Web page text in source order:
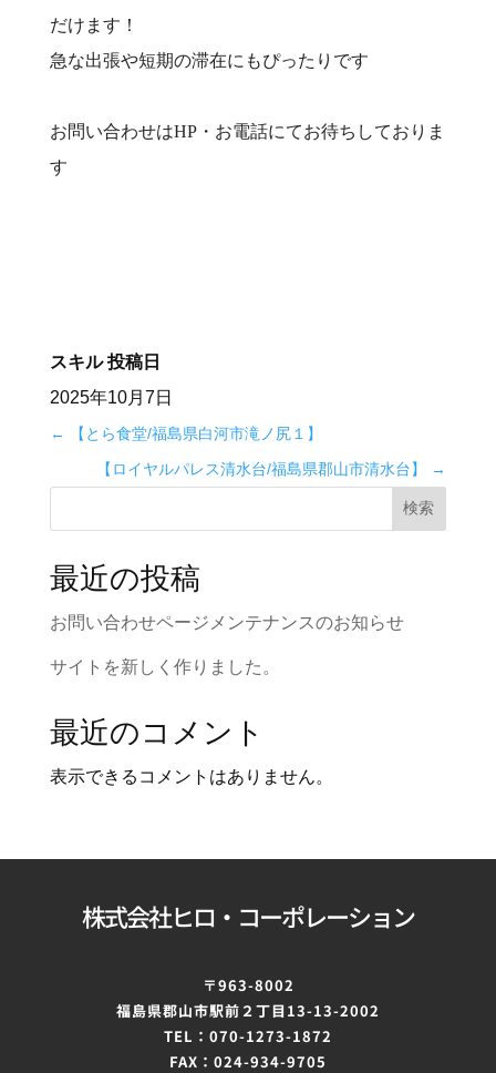
だけます！
急な出張や短期の滞在にもぴったりです
お問い合わせはHP・お電話にてお待ちしておりま
す
スキル 投稿日
2025年10月7日
←
【とら食堂/福島県白河市滝ノ尻１】
【ロイヤルパレス清水台/福島県郡山市清水台】
→
検索
最近の投稿
お問い合わせページメンテナンスのお知らせ
サイトを新しく作りました。
最近のコメント
表示できるコメントはありません。
株式会社ヒロ・コーポレーション
〒963-8002
福島県郡山市駅前２丁目 13-13-2002
TEL：070-1273-1872
FAX：024-934-9705